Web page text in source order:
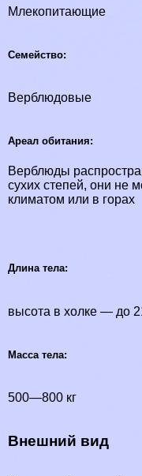
Млекопитающие
Семейство:
Верблюдовые
Ареал обитания:
Верблюды
сухих степей, они не
климатом или в горах
Длина тела:
высота в холке — до
Масса тела:
500—800 кг
Внешний вид